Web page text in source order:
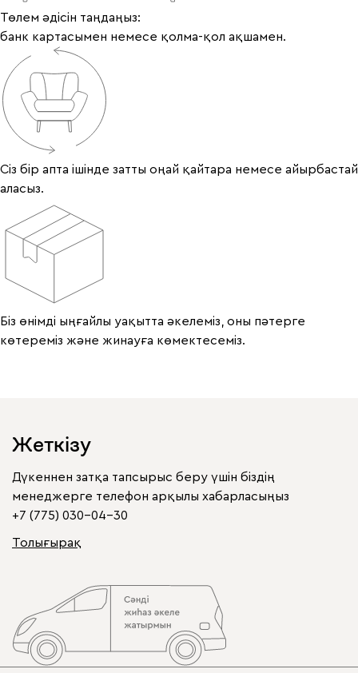
Төлем әдісін таңдаңыз:
банк картасымен немесе қолма-қол ақшамен.
Сіз бір апта ішінде затты оңай қайтара немесе айырбастай
аласыз.
Біз өнімді ыңғайлы уақытта әкелеміз, оны пәтерге
көтереміз және жинауға көмектесеміз.
Жеткізу
Дүкеннен затқа тапсырыс беру үшін біздің
менеджерге телефон арқылы хабарласыңыз
+7 (775) 030-04-30
Толығырақ